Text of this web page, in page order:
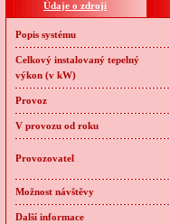
Údaje o zdroji
Popis systému
Celkový instalovaný tepelný
výkon (v kW)
Provoz
V provozu od roku
Provozovatel
Možnost návštěvy
Další informace